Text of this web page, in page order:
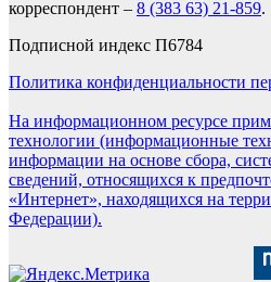
корреспондент – 8 (383 63) 21-859.
Подписной индекс П6784
Политика конфиденциальности
На информационном ресурсе
технологии (информационные
информации на основе сбора,
сведений, относящихся к
«Интернет», находящихся на
Федерации).